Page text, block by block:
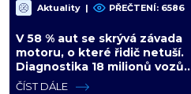
Aktuality | PŘEČTENÍ: 6586
V 58 % aut se skrývá závada
motoru, o které řidič netuší.
Diagnostika 18 milionů vozů
ukázala dalších 4 slabých míst
ČÍST DÁLE